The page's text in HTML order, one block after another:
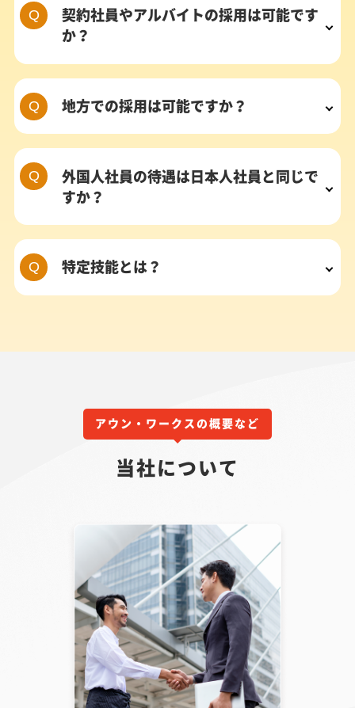
契約社員やアルバイトの採用は可能です
か？
地方での採用は可能ですか？
外国人社員の待遇は日本人社員と同じで
すか？
特定技能とは？
アウン・ワークスの概要など
当社について